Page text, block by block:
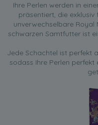
Ihre Perlen werden in
präsentiert, die
unverwechselbare Royal
schwarzen Samtfutter ist
Jede Schachtel ist perfekt
sodass Ihre Perlen